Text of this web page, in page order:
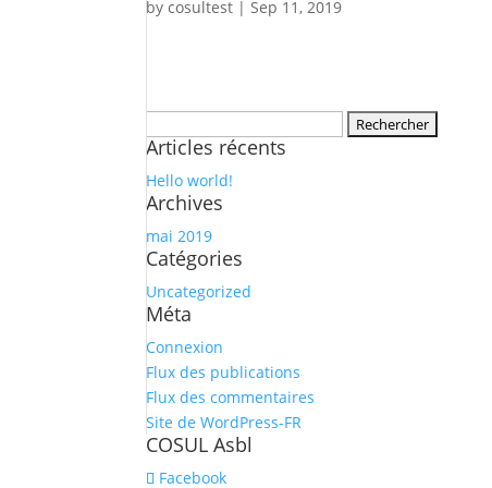
bycosultest |Sep 11, 2019
Articles récents
Hello world!
Archives
mai 2019
Catégories
Uncategorized
Méta
Connexion
Flux des publications
Flux des commentaires
Site de WordPress-FR
COSUL Asbl
Facebook